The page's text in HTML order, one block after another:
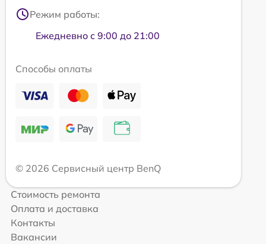
Режим работы:
Ежедневно с 9:00 до 21:00
Способы оплаты
© 2026 Сервисный центр BenQ
Стоимость ремонта
Оплата и доставка
Контакты
Вакансии